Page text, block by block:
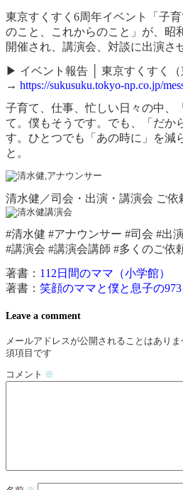
東京すくすく6周年イベント「子
のこと、これからのこと」が、昭
開催され、講演会、対談に出演さ
▶︎ イベント報告 │ 東京すくすく（
→ https://sukusuku.tokyo-np.co.jp/
子育て、仕事、忙しい日々の中、
て。僕もそうです。でも、「だか
す。ひとつでも「あの時に」を減
と。
清水健／司会・出演・講演会 ご依
#清水健 #アナウンサー #司会 #出
#講演会 #講演会講師 #多くのご依
著書： 112日間のママ（小学館）
著書： 笑顔のママと僕と息子の973
Leave a comment
メールアドレスが公開されることはありま
須項目です
コメント ※